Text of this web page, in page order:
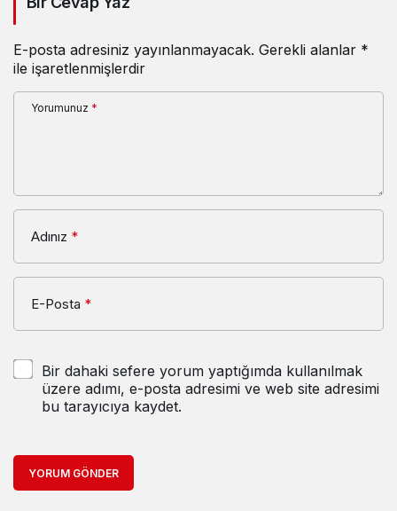
E-posta adresiniz yayınlanmayacak. Gerekli alanlar *
ile işaretlenmişlerdir
Yorumunuz *
Adınız *
E-Posta *
Bir dahaki sefere yorum yaptığımda kullanılmak
üzere adımı, e-posta adresimi ve web site adresimi
bu tarayıcıya kaydet.
YORUM GÖNDER